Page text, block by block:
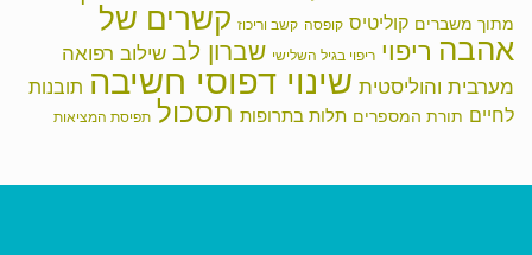
מתוך משברים קוליטיס קופסה קשב וריכוז קשרים של
אהבה ריפוי ריפוי בגיל השלישי שברון לב שילוב רפואה
מערבית והוליסטית שינוי דפוסי חשיבה תובנות
לחיים תורת המספרים תלות בתרופות תסכול תפיסת המציאות